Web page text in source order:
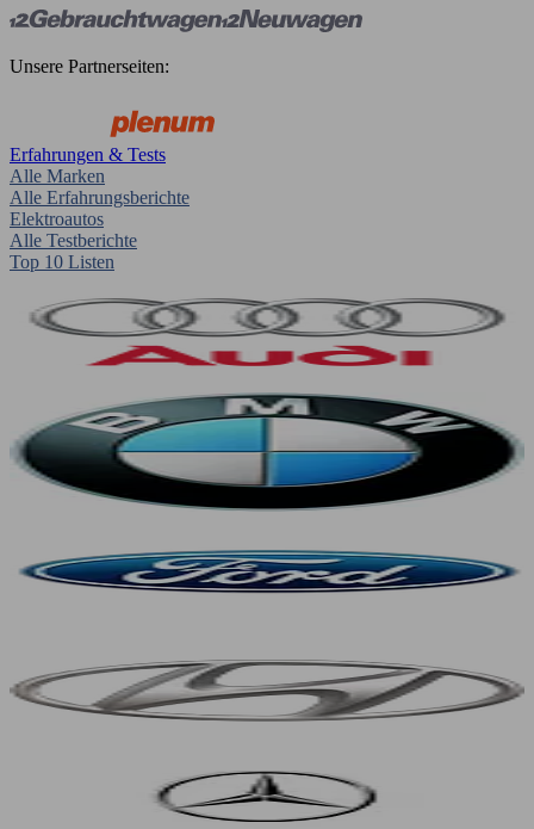
Unsere Partnerseiten:
Erfahrungen & Tests
Alle Marken
Alle Erfahrungsberichte
Elektroautos
Alle Testberichte
Top 10 Listen